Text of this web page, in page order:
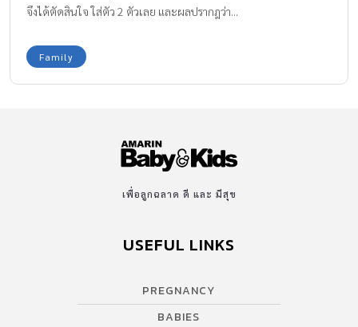
จึงได้ตัดสินใจ ใส่ตัว 2 ตัวเลย และผลปรากฎว่า...
Family
เพื่อลูกฉลาด ดี และ มีสุข
USEFUL LINKS
PREGNANCY
BABIES